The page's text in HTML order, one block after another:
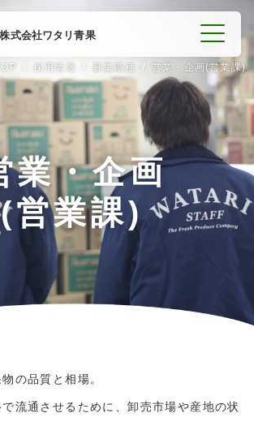
株式会社ワタリ青果
採用情報 募集職種 営業・企画(営業課)
業・企画
(営業課)
の品質と相場。
流通させるために、卸売市場や産地の状